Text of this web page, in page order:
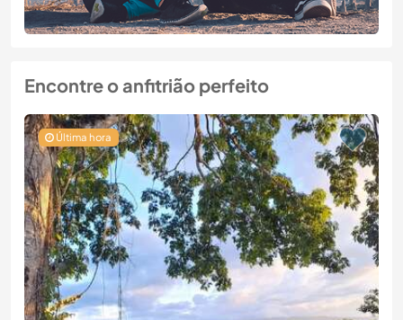
Encontre o anfitrião perfeito
Última hora